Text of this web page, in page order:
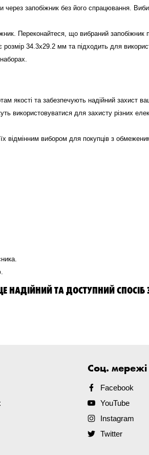
запобіжник без його спрацювання.
Переконайтеся, що вибраний запобіжник
34.3x29.2 мм та підходить для
якості та забезпечують надійний захист
використовуватися для захисту різних
відмінним вибором для покупців з
НАДІЙНИЙ ТА ДОСТУПНИЙ
Соц. мережі
Facebook
YouTube
Instagram
Twitter